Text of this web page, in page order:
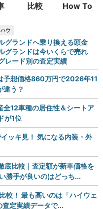
比較 How To
ウ
グランドへ乗り換える頭金
グランドは今いくらで売れ
レード別の査定実績
予想価格860万円で2026年11
違う？
全12車種の居住性＆シートア
が1位
ッキ見！ 気になる内装・外
底比較｜査定額が新車価格を
勝手が良いのはどっち...
較！ 最も高いのは「ハイウェ
定実績データで...